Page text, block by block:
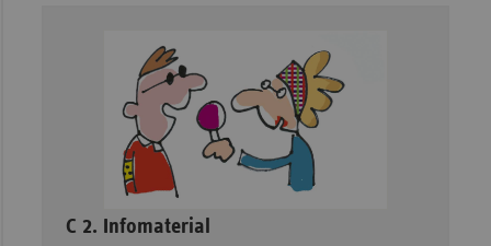
–
C 2. Infomaterial